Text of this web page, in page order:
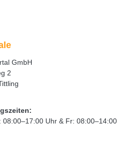
GmbH
2
08:00–17:00 Uhr & Fr: 08:00–14:00